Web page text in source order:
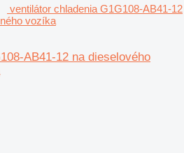
ventilátor chladenia G1G108-AB41-12
vozíka
AB41-12 na dieselového